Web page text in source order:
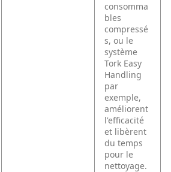
consomma
bles
compressé
s, ou le
système
Tork Easy
Handling
par
exemple,
améliorent
l'efficacité
et libèrent
du temps
pour le
nettoyage.